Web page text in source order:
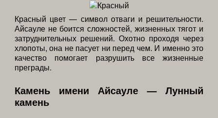
Красный цвет — символ отваги и решительности.
Айсауле не боится сложностей, жизненных тягот и
затруднительных решений. Охотно проходя через
хлопоты, она не пасует ни перед чем. И именно это
качество помогает разрушить все жизненные
преграды.
Камень имени Айсауле — Лунный
камень